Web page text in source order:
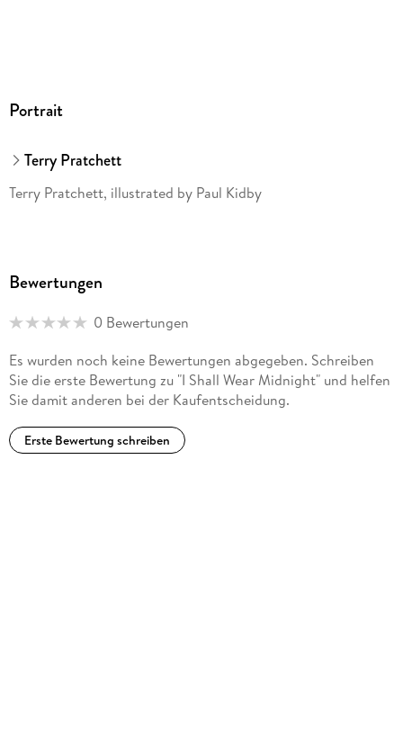
Portrait
Terry Pratchett
Terry Pratchett, illustrated by Paul Kidby
Bewertungen
0 Bewertungen
Es wurden noch keine Bewertungen abgegeben. Schreiben
Sie die erste Bewertung zu "I Shall Wear Midnight" und helfen
Sie damit anderen bei der Kaufentscheidung.
Erste Bewertung schreiben